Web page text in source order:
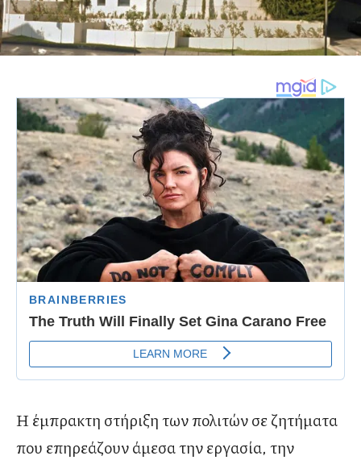
Η έμπρακτη στήριξη των πολιτών σε ζητήματα
που επηρεάζουν άμεσα την εργασία, την